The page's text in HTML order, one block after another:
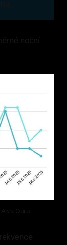
noční
vs Oura